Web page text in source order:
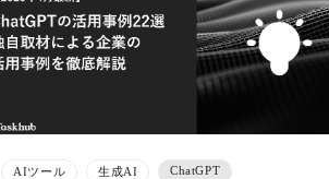
AIツール 生成AI ChatGPT